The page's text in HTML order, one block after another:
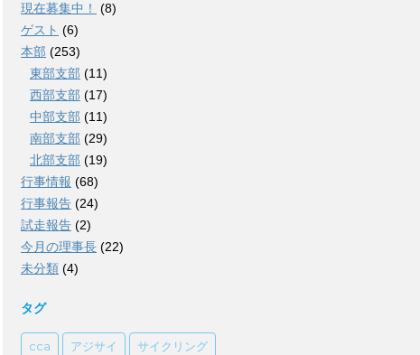
現在募集中！
(8)
ゲスト (6)
本部 (253)
東部支部 (11)
西部支部 (17)
中部支部 (11)
南部支部 (29)
北部支部 (19)
行事情報 (68)
行事報告 (24)
試走報告 (2)
今月の理事長 (22)
未分類 (4)
タグ
cca アジサイ サイクリング